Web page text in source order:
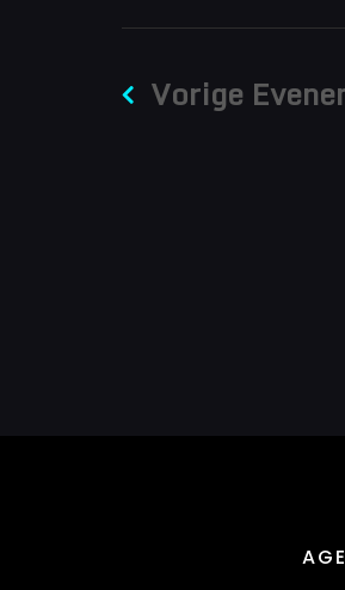
Vorige